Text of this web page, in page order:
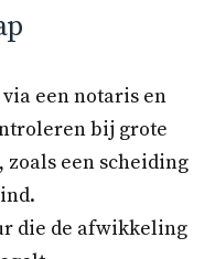
een notaris en
bij grote
een scheiding
die de afwikkeling